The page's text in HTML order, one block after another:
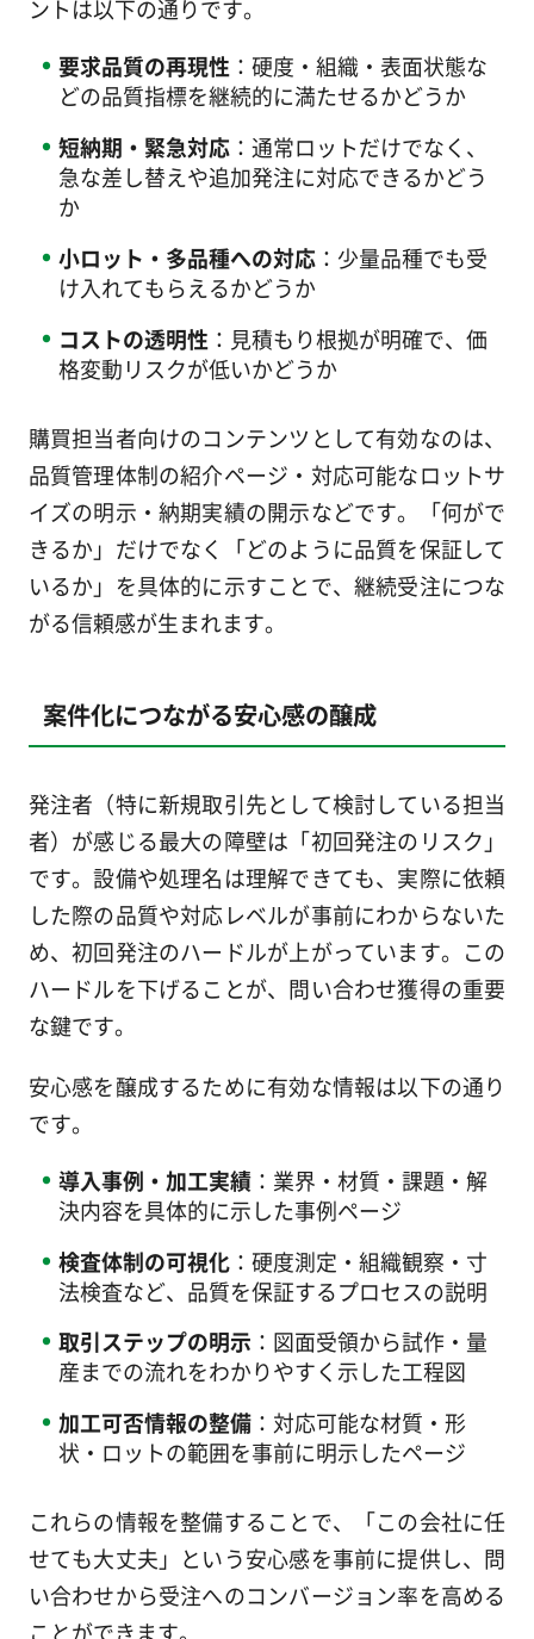
ントは以下の通りです。
要求品質の再現性 ：硬度・組織・表面状態な
どの品質指標を継続的に満たせるかどうか
短納期・緊急対応：通常ロットだけでなく、
急な差し替えや追加発注に対応できるかどう
か
小ロット・多品種への対応：少量品種でも受
け入れてもらえるかどうか
コストの透明性 ：見積もり根拠が明確で、価
格変動リスクが低いかどうか
購買担当者向けのコンテンツとして有効なのは、
品質管理体制の紹介ページ・対応可能なロットサ
イズの明示・納期実績の開示などです。「何がで
きるか」だけでなく「どのように品質を保証して
いるか」を具体的に示すことで、継続受注につな
がる信頼感が生まれます。
案件化につながる安心感の醸成
発注者（特に新規取引先として検討している担当
者）が感じる最大の障壁は「初回発注のリスク」
です。設備や処理名は理解できても、実際に依頼
した際の品質や対応レベルが事前にわからないた
め、初回発注のハードルが上がっています。この
ハードルを下げることが、問い合わせ獲得の重要
な鍵です。
安心感を醸成するために有効な情報は以下の通り
です。
導入事例・加工実績：業界・材質・課題・解
決内容を具体的に示した事例ページ
検査体制の可視化：硬度測定・組織観察・寸
法検査など、品質を保証するプロセスの説明
取引ステップの明示 ：図面受領から試作・量
産までの流れをわかりやすく示した工程図
加工可否情報の整備：対応可能な材質・形
状・ロットの範囲を事前に明示したページ
これらの情報を整備することで、「この会社に任
せても大丈夫」という安心感を事前に提供し、問
い合わせから受注へのコンバージョン率を高める
ことができます。